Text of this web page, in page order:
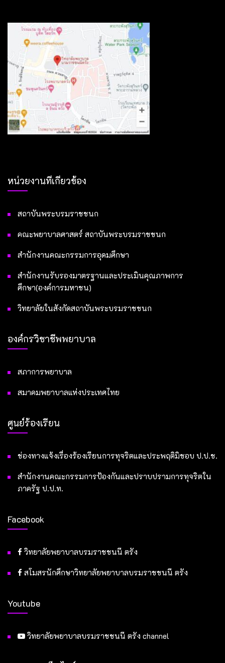
หน่วยงานที่เกี่ยวข้อง
สถาบันพระบรมราชชนก
คณะพยาบาลศาสตร์ สถาบันพระบรมราชชนก
สำนักงานคณะกรรมการอุดมศึกษา
สำนักงานรับรองมาตรฐานและประเมินคุณภาพการ
ศึกษา(องค์การมหาชน)
วิทยาลัยในสังกัดสถาบันพระบรมราชชนก
องค์กรวิชาชีพพยาบาล
สภาการพยาบาล
สมาคมพยาบาลแห่งประเทศไทย
ศูนย์ร้องเรียน
ช่องทางแจ้งเรื่องร้องเรียนการทุจริตและประพฤติมิชอบ ป.ป.ช.
สำนักงานคณะกรรมการป้องกันและปราบปรามการทุจริตใน
ภาครัฐ ป.ป.ท.
Facebook
วิทยาลัยพยาบาลบรมราชชนนี ตรัง
สโมสรนักศึกษาวิทยาลัยพยาบาลบรมราชชนนี ตรัง
Youtube
วิทยาลัยพยาบาลบรมราชชนนี ตรัง channel